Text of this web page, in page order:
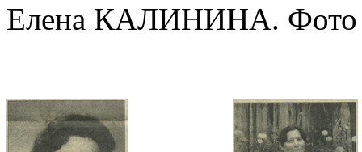
Елена КАЛИНИНА. Фото